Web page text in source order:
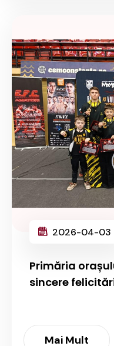
2026-04-03
Primăria
sincere
Mai Mult